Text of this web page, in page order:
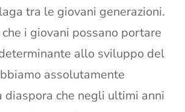
tra le giovani generazioni.
i giovani possano portare
allo sviluppo del
assolutamente
diaspora che negli ultimi anni